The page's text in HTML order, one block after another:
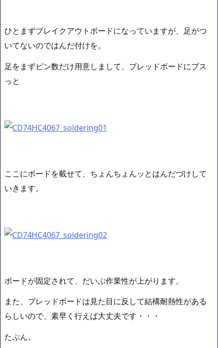
ひとまずブレイクアウトボードになっていますが、足がつ
いてないのではんだ付けを。
足をまずピン数だけ用意しまして、ブレッドボードにブス
っと
ここにボードを載せて、ちょんちょんッとはんだづけして
いきます。
ボードが固定されて、だいぶ作業性が上がります。
また、ブレッドボードは見た目に反して結構耐熱性がある
らしいので、素早く行えば大丈夫です・・・
たぶん。